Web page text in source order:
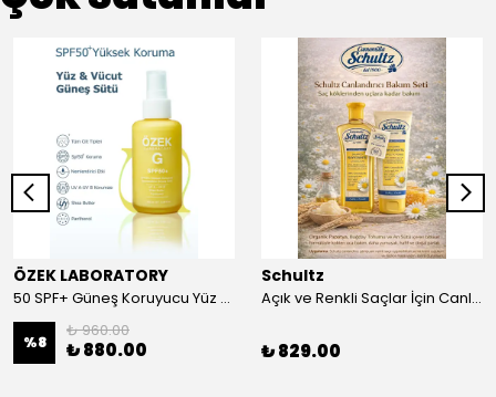
ÖZEK LABORATORY
50 SPF+ Güneş Koruyucu Yüz ve Vücut Sütü 100 ml
%8
₺ 960.00
₺ 880.00
Schultz
Açık ve Renkli Saçlar İçin Canlandırıcı 2li Bakım Seti Şampuan + Saç Kremi
₺ 829.00